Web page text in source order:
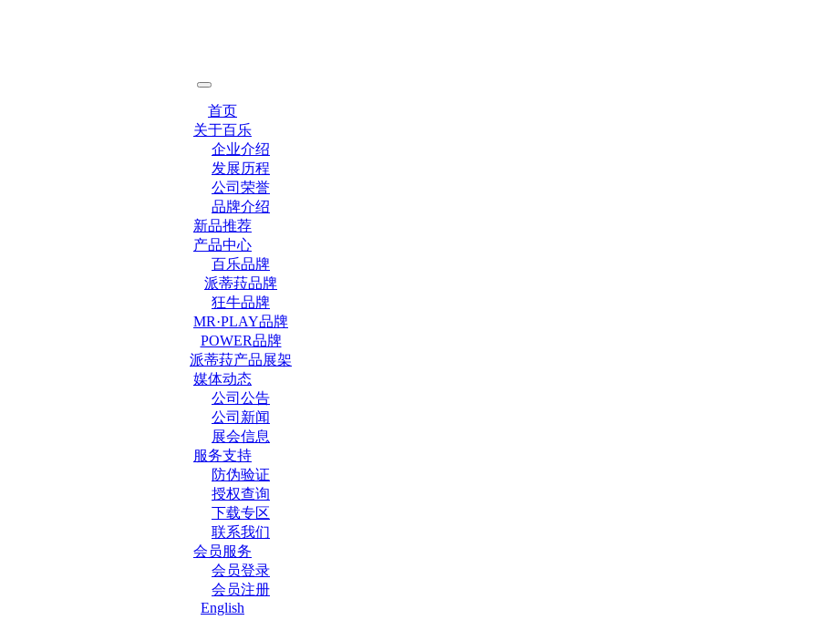
首页
关于百乐
企业介绍
发展历程
公司荣誉
品牌介绍
新品推荐
产品中心
百乐品牌
派蒂菈品牌
狂牛品牌
MR·PLAY品牌
POWER品牌
派蒂菈产品展架
媒体动态
公司公告
公司新闻
展会信息
服务支持
防伪验证
授权查询
下载专区
联系我们
会员服务
会员登录
会员注册
English